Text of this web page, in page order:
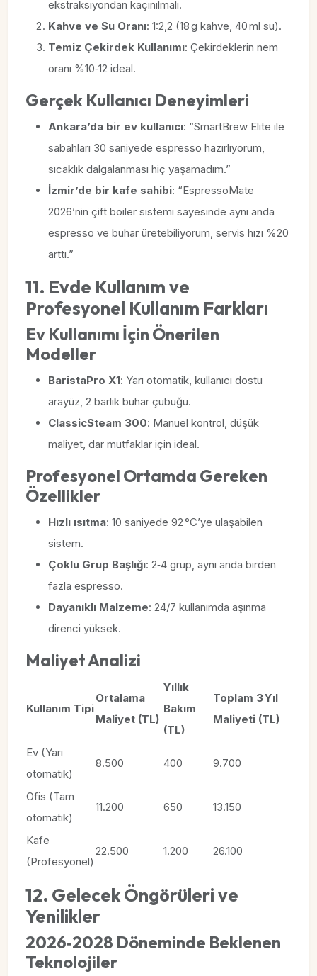
ekstraksiyondan kaçınılmalı.
Kahve ve Su Oranı: 1:2,2 (18 g kahve, 40 ml su).
Temiz Çekirdek Kullanımı: Çekirdeklerin nem
oranı %10‑12 ideal.
Gerçek Kullanıcı Deneyimleri
Ankara’da bir ev kullanıcı: “SmartBrew Elite ile
sabahları 30 saniyede espresso hazırlıyorum,
sıcaklık dalgalanması hiç yaşamadım.”
İzmir’de bir kafe sahibi: “EspressoMate
2026’nin çift boiler sistemi sayesinde aynı anda
espresso ve buhar üretebiliyorum, servis hızı %20
arttı.”
11. Evde Kullanım ve
Profesyonel Kullanım Farkları
Ev Kullanımı İçin Önerilen
Modeller
BaristaPro X1: Yarı otomatik, kullanıcı dostu
arayüz, 2 barlık buhar çubuğu.
ClassicSteam 300: Manuel kontrol, düşük
maliyet, dar mutfaklar için ideal.
Profesyonel Ortamda Gereken
Özellikler
Hızlı ısıtma: 10 saniyede 92 °C’ye ulaşabilen
sistem.
Çoklu Grup Başlığı: 2‑4 grup, aynı anda birden
fazla espresso.
Dayanıklı Malzeme: 24/7 kullanımda aşınma
direnci yüksek.
Maliyet Analizi
Kullanım Tipi
Ortalama
Maliyet (TL)
Yıllık
Bakım
(TL)
Toplam 3 Yıl
Maliyeti (TL)
Ev (Yarı
otomatik)
8.500 400 9.700
Ofis (Tam
otomatik)
11.200 650 13.150
Kafe
(Profesyonel)
22.500 1.200 26.100
12. Gelecek Öngörüleri ve
Yenilikler
2026‑2028 Döneminde Beklenen
Teknolojiler